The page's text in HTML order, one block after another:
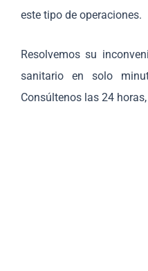
este tipo de operaciones.
Resolvemos su
sanitario en solo
Consúltenos las 24